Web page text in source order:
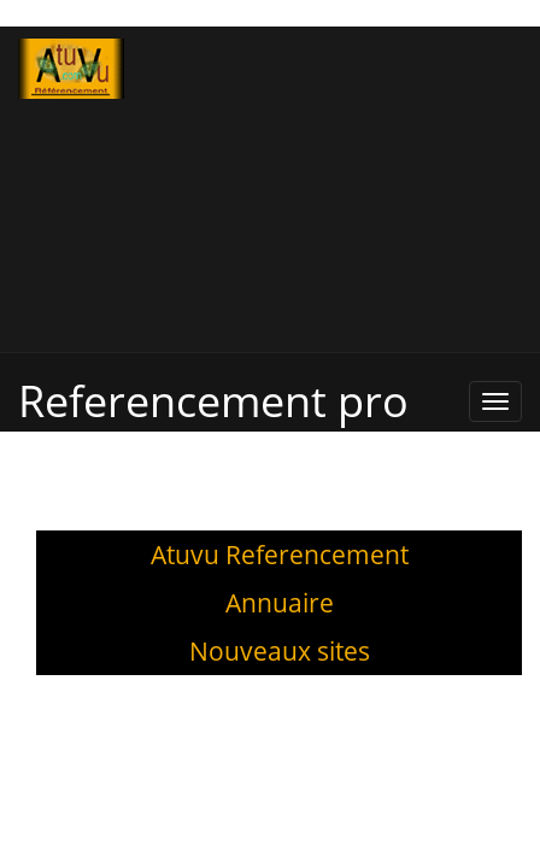
Pro,
Referencement pro
Atuvu Referencement
Annuaire
Nouveaux sites